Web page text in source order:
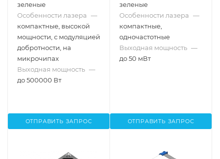
зеленые
Особенности лазера —
компактные, высокой
мощности, с модуляцией
добротности, на
микрочипах
Выходная мощность —
до 500000 Вт
ОТПРАВИТЬ ЗАПРОС
зеленые
Особенности лазера —
компактные,
одночастотные
Выходная мощность —
до 50 мВт
ОТПРАВИТЬ ЗАПРОС